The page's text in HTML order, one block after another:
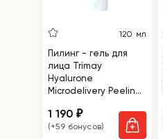
120 мл
Пилинг - гель для
лица Trimay
Hyalurone
Microdelivery Peeling
1 190₽
(+59 бонусов)